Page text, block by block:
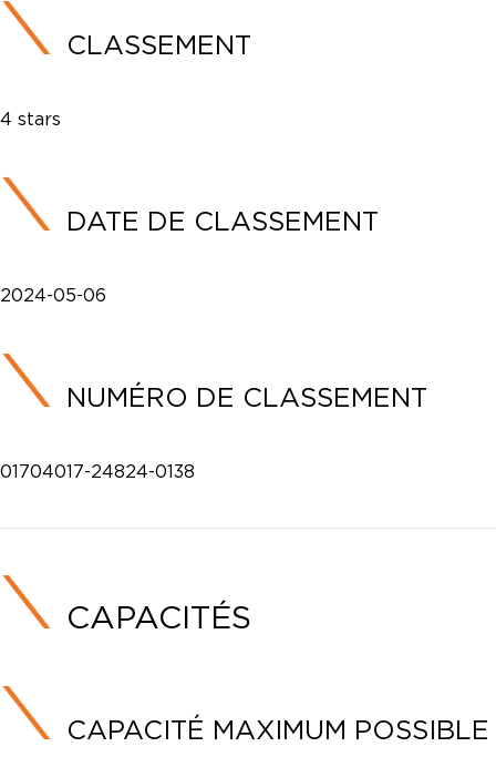
CLASSEMENT
4 stars
DATE DE CLASSEMENT
2024-05-06
NUMÉRO DE CLASSEMENT
01704017-24824-0138
CAPACITÉS
CAPACITÉ MAXIMUM POSSIBLE